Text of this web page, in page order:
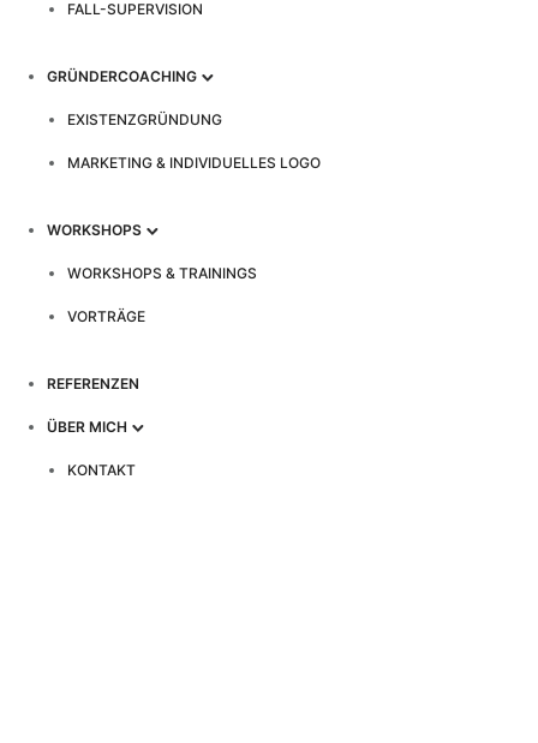
FALL-SUPERVISION
GRÜNDERCOACHING
EXISTENZGRÜNDUNG
MARKETING & INDIVIDUELLES LOGO
WORKSHOPS
WORKSHOPS & TRAININGS
VORTRÄGE
REFERENZEN
ÜBER MICH
KONTAKT